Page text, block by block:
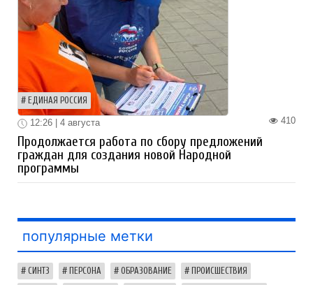
ЕДИНАЯ РОССИЯ
410
12:26 | 4 августа
Продолжается работа по сбору предложений
граждан для создания новой Народной
программы
популярные метки
СИНТЗ ПЕРСОНА ОБРАЗОВАНИЕ ПРОИСШЕСТВИЯ